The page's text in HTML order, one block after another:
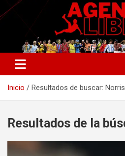
Saltar
al
Agente Libre
La nueva generación del
Inicio Resultados de buscar: Norris
Resultados de la